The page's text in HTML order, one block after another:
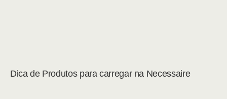
Dica de Produtos para carregar na Necessaire